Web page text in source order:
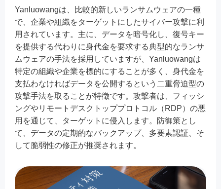
Yanluowangは、比較的新しいランサムウェアの一種
で、企業や組織をターゲットにしたサイバー攻撃に利
用されています。主に、データを暗号化し、復号キー
を提供する代わりに身代金を要求する典型的なランサ
ムウェアの手法を採用していますが、Yanluowangは
特定の組織や企業を標的にすることが多く、身代金を
支払わなければデータを公開するという二重脅迫型の
攻撃手法を取ることが特徴です。攻撃者は、フィッシ
ングやリモートデスクトッププロトコル（RDP）の悪
用を通じて、ターゲットに侵入します。防御策とし
て、データの定期的なバックアップ、多要素認証、そ
して脆弱性の修正が推奨されます。